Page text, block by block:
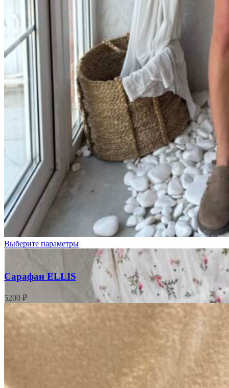
Голубые
цветочки
Цветочки
Выберите параметры
Сарафан ELLIS
5200 ₽